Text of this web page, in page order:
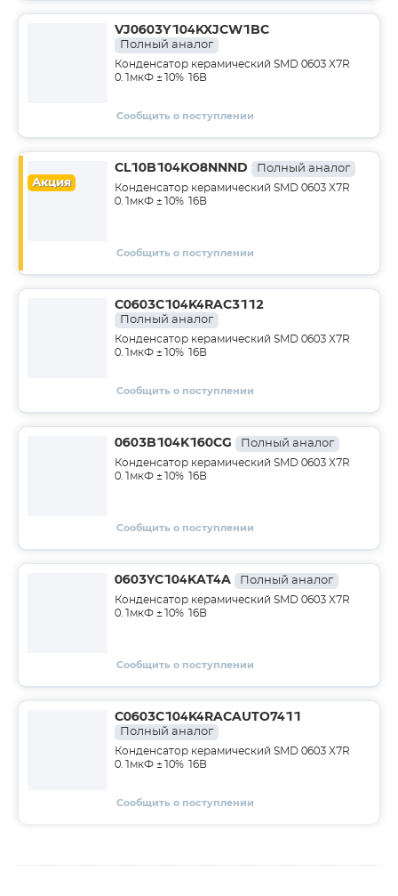
VJ0603Y104KXJCW1BC
Полный аналог
Конденсатор керамический SMD 0603 X7R
0.1мкФ ±10% 16В
Сообщить о поступлении
Акция
CL10B104KO8NNND Полный аналог
Конденсатор керамический SMD 0603 X7R
0.1мкФ ±10% 16В
Сообщить о поступлении
C0603C104K4RAC3112
Полный аналог
Конденсатор керамический SMD 0603 X7R
0.1мкФ ±10% 16В
Сообщить о поступлении
0603B104K160CG Полный аналог
Конденсатор керамический SMD 0603 X7R
0.1мкФ ±10% 16В
Сообщить о поступлении
0603YC104KAT4A Полный аналог
Конденсатор керамический SMD 0603 X7R
0.1мкФ ±10% 16В
Сообщить о поступлении
C0603C104K4RACAUTO7411
Полный аналог
Конденсатор керамический SMD 0603 X7R
0.1мкФ ±10% 16В
Сообщить о поступлении